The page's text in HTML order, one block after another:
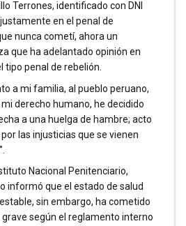
Terrones, identificado con DNI
en el penal de
nunca cometí, ahora un
que ha adelantado opinión en
penal de rebelión.
a mi familia, al pueblo peruano,
derecho humano, he decidido
a una huelga de hambre; acto
las injusticias que se vienen
Nacional Penitenciario,
informó que el estado de salud
sin embargo, ha cometido
según el reglamento interno